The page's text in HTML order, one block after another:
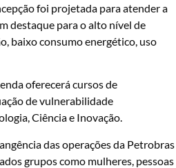
foi projetada para atender a
destaque para o alto nível de
baixo consumo energético, uso
oferecerá cursos de
de vulnerabilidade
Ciência e Inovação.
das operações da Petrobras
grupos como mulheres, pessoas